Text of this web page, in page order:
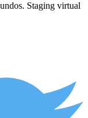
Staging virtual